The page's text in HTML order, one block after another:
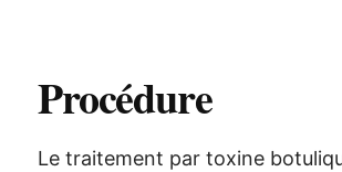
Procédure
Le traitement par toxine